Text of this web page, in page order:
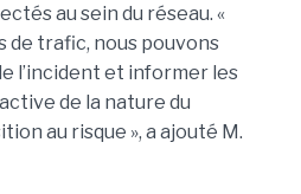
au sein du réseau. «
de trafic, nous pouvons
l’incident et informer les
de la nature du
au risque », a ajouté M.